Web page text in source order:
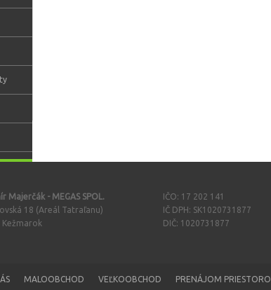
Majerčák - MEGAS SPOL.
18 (Areál Tatraľanu)
Kežmarok
IČO: 17 202 141
IČ DPH: SK1020731877
DIČ: 1020731877
MALOOBCHOD VEĽKOOBCHOD PRENÁJOM